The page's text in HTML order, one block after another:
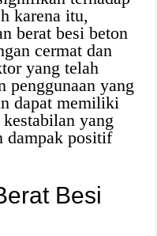
karena itu,
berat besi beton
cermat dan
yang telah
penggunaan yang
dapat memiliki
yang
dampak positif
Besi